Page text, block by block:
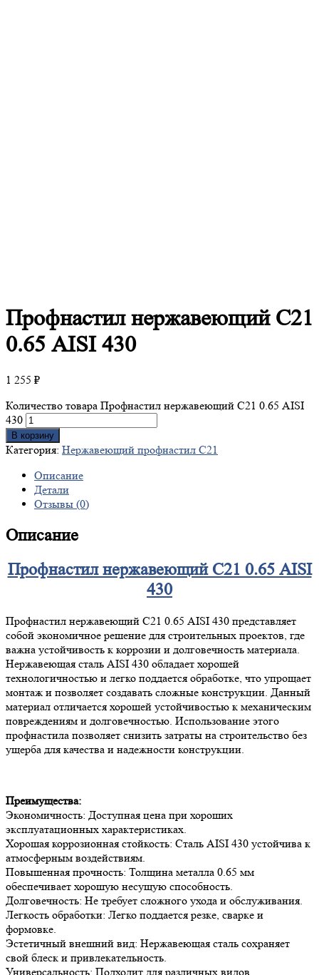
Профнастилнержавеющий С21
0.65 AISI 430
1 255 ₽
Количество товара Профнастил нержавеющий С21 0.65 AISI
430
В корзину
Категория: Нержавеющий профнастил С21
Описание
Детали
Отзывы (0)
Описание
Профнастил нержавеющий С21 0.65 AISI
430
Профнастил нержавеющий С21 0.65 AISI 430 представляет
собой экономичное решение для строительных проектов, где
важна устойчивость к коррозии и долговечность материала.
Нержавеющая сталь AISI 430 обладает хорошей
технологичностью и легко поддается обработке, что упрощает
монтаж и позволяет создавать сложные конструкции. Данный
материал отличается хорошей устойчивостью к механическим
повреждениям и долговечностью. Использование этого
профнастила позволяет снизить затраты на строительство без
ущерба для качества и надежности конструкции.
Преимущества:
Экономичность: Доступная цена при хороших
эксплуатационных характеристиках.
Хорошая коррозионная стойкость: Сталь AISI 430 устойчива к
атмосферным воздействиям.
Повышенная прочность: Толщина металла 0.65 мм
обеспечивает хорошую несущую способность.
Долговечность: Не требует сложного ухода и обслуживания.
Легкость обработки: Легко поддается резке, сварке и
формовке.
Эстетичный внешний вид: Нержавеющая сталь сохраняет
свой блеск и привлекательность.
Универсальность: Подходит для различных видов